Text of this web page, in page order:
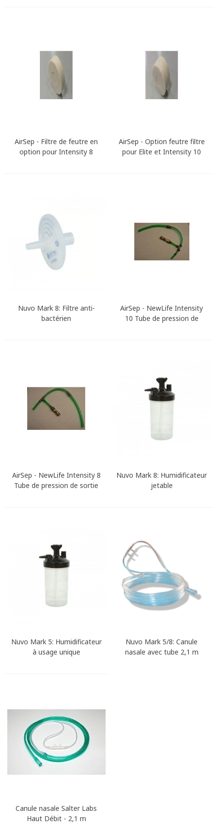
AirSep - Filtre de feutre en
option pour Intensity 8
AirSep - Option feutre filtre
pour Elite et Intensity 10
Nuvo Mark 8: Filtre anti-
bactérien
AirSep - NewLife Intensity
10 Tube de pression de
AirSep - NewLife Intensity 8
Tube de pression de sortie
Nuvo Mark 8: Humidificateur
jetable
Nuvo Mark 5: Humidificateur
à usage unique
Nuvo Mark 5/8: Canule
nasale avec tube 2,1 m
Canule nasale Salter Labs
Haut Débit - 2,1 m